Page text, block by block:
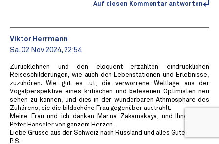
Auf diesen Kommentar antworten
Viktor Herrmann
Sa. 02 Nov 2024, 22:54
Zurücklehnen und den eloquent erzählten eindrücklichen
Reiseschilderungen, wie auch den Lebenstationen und Erlebnisse,
zuzuhören. Wie gut es tut, die verworrene Weltlage aus der
Vogelperspektive eines kritischen und belesenen Optimisten neu
sehen zu können, und dies in der wunderbaren Athmosphäre des
Zuhörens, die die bildschöne Frau gegenüber austrahlt.
Meine Frau und ich danken Marina Zakamskaya, und Ihnen, Herr
Peter Hänseler von ganzem Herzen.
Liebe Grüsse aus der Schweiz nach Russland und alles Gute.
P. S.